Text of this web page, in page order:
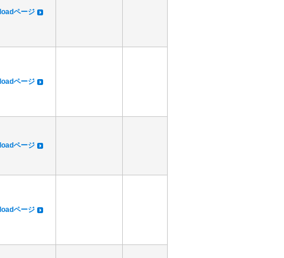
ページ
ページ
ページ
ページ